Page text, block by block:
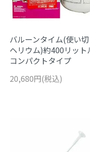
バルーンタイム(使い切
ヘリウム)約400リット
コンパクトタイプ
20,680円(税込)